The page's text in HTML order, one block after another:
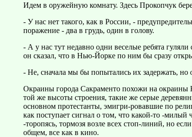
Идем в оружейную комнату. Здесь Прокопчук
- У нас нет такого, как в России, -
поражение - два в грудь, один в голову.
- А у нас тут недавно одни веселые ребята
он сказал, что в Нью-Йорке по ним бы сразу
- Не, сначала мы бы попытались их задержать, но
Окраины города Сакраменто похожи на окраины
той же высоты строения, такие же серые
основном протестанты, эмигри-ровавшие по
как поступает сигнал о том, что какой-то -милый
-торопясь, тормозя возле всех стоп-линий, но
общем, все как в кино.